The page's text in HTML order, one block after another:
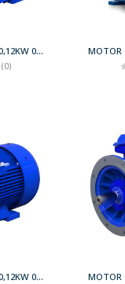
MOTOR CANTONI 0,12KW 0,17CV 3000 B3 T56 230/400 IE2
(0)
MOTOR CANTONI 0,12KW 0,17CV 3000 B35 T56 230/400 IE2